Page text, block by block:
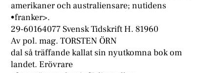
amerikaner och australiensare; nutidens
•franker>.
29-60164077 Svensk Tidskrift H. 81960
Av pol. mag. TORSTEN ÖRN
dal så träffande kallat sin nyutkomna bok om
landet. Erövrare